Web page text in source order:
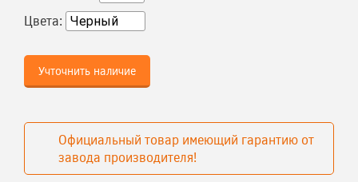
Цвета:
Учточнить наличие
Официальный товар имеющий гарантию от
завода производителя!